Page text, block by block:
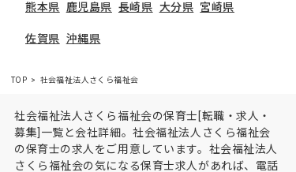
熊本県 鹿児島県 長崎県 大分県 宮崎県
佐賀県 沖縄県
TOP 社会福祉法人さくら福祉会
社会福祉法人さくら福祉会の保育士[転職・求人・
募集]一覧と会社詳細。社会福祉法人さくら福祉会
の保育士の求人をご用意しています。社会福祉法人
さくら福祉会の気になる保育士求人があれば、電話